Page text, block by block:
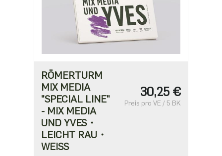
RÖMERTURM
MIX MEDIA
"SPECIAL LINE"
- MIX MEDIA
UND YVES・
LEICHT RAU・
WEISS
30,25 €
Preis pro VE / 5 BK